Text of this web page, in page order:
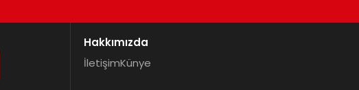
Hakkımızda
İletişimKünye